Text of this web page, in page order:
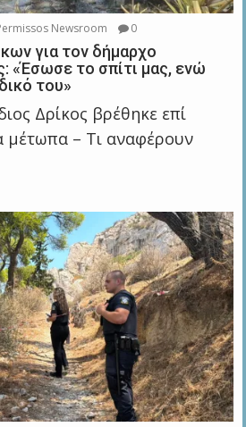
Newsroom 0
για τον δήμαρχο
«Έσωσε το σπίτι μας, ενώ
του»
Δρίκος βρέθηκε επί
μέτωπα – Τι αναφέρουν